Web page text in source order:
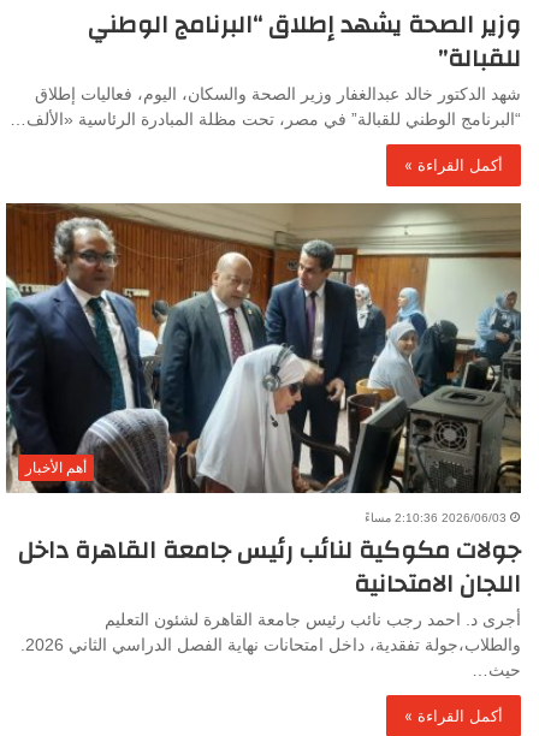
وزير الصحة يشهد إطلاق “البرنامج الوطني
للقبالة”
شهد الدكتور خالد عبدالغفار وزير الصحة والسكان، اليوم، فعاليات إطلاق
“البرنامج الوطني للقبالة” في مصر، تحت مظلة المبادرة الرئاسية «الألف…
أكمل القراءة »
أهم الأخبار
2026/06/03 2:10:36 مساءً
جولات مكوكية لنائب رئيس جامعة القاهرة داخل
اللجان الامتحانية
أجرى د. احمد رجب نائب رئيس جامعة القاهرة لشئون التعليم
والطلاب،جولة تفقدية، داخل امتحانات نهاية الفصل الدراسي الثاني 2026.
حيث…
أكمل القراءة »